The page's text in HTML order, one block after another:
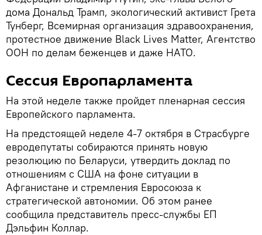
дома Дональд Трамп, экологический активист Грета
Тунберг, Всемирная организация здравоохранения,
протестное движение Black Lives Matter, Агентство
ООН по делам беженцев и даже НАТО.
Сессия Европарламента
На этой неделе также пройдет пленарная сессия
Европейского парламента.
На предстоящей неделе 4-7 октября в Страсбурге
евродепутаты собираются принять новую
резолюцию по Беларуси, утвердить доклад по
отношениям c США на фоне ситуации в
Афганистане и стремления Евросоюза к
стратегической автономии. Об этом ранее
сообщила представитель пресс-службы ЕП
Дэльфин Коллар.